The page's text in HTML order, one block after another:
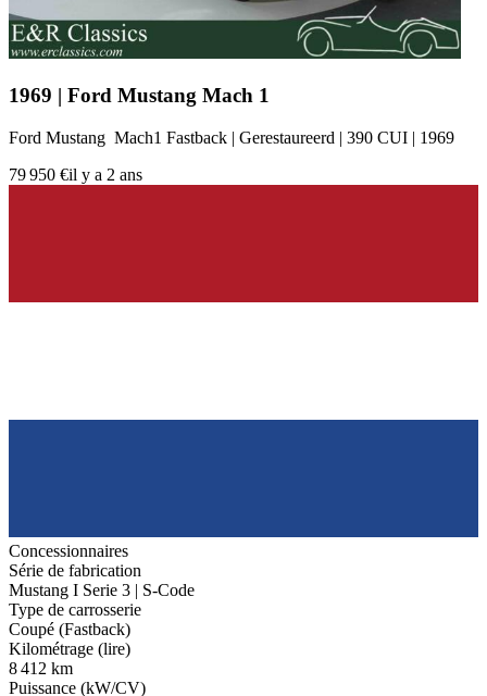
Ford GT40
Ford Model A
Ford Modell T
Ford Taunus
Ford V8
1969 | Ford Mustang Mach 1
Ford Mustang Mach1 Fastback | Gerestaureerd | 390 CUI | 1969
79 950 €il y a 2 ans
Concessionnaires
Série de fabrication
Mustang I Serie 3 | S-Code
Type de carrosserie
Coupé (Fastback)
Kilométrage (lire)
8 412 km
Puissance (kW/CV)